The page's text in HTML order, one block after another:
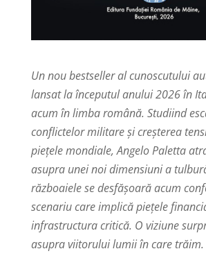
Un nou bestseller al cunoscutului
lansat la începutul anului 2026 în
acum în limba română. Studiind
conflictelor militare și creșterea
piețele mondiale, Angelo Paletta
asupra unei noi dimensiuni a
războaiele se desfășoară acum
scenariu care implică piețele
infrastructura critică. O viziune
asupra viitorului lumii în care trăim.